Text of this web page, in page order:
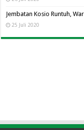
Jembatan Kosio Runtuh,
25 Juli 2020